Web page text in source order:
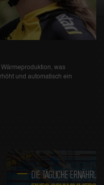
was
und automatisch ein
DIE TÄGLICHE ERNÄHRUNG